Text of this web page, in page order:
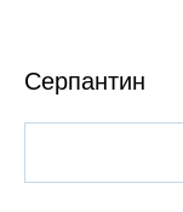
Серпантин